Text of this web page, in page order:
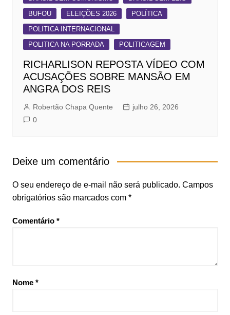
BUFOU
ELEIÇÕES 2026
POLÍTICA
POLITICA INTERNACIONAL
POLITICA NA PORRADA
POLITICAGEM
RICHARLISON REPOSTA VÍDEO COM
ACUSAÇÕES SOBRE MANSÃO EM
ANGRA DOS REIS
Robertão Chapa Quente
julho 26, 2026
0
Deixe um comentário
O seu endereço de e-mail não será publicado. Campos
obrigatórios são marcados com *
Comentário *
Nome *